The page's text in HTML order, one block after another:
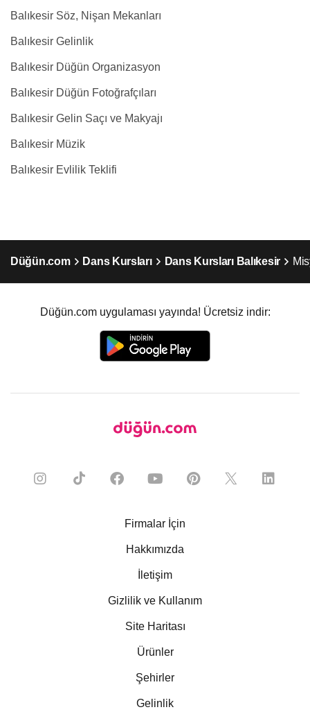
Balıkesir Söz, Nişan Mekanları
Balıkesir Gelinlik
Balıkesir Düğün Organizasyon
Balıkesir Düğün Fotoğrafçıları
Balıkesir Gelin Saçı ve Makyajı
Balıkesir Müzik
Balıkesir Evlilik Teklifi
Düğün.com Dans Kursları Dans Kursları Balıkesir
Düğün.com uygulaması yayında! Ücretsiz indir:
Firmalar İçin
Hakkımızda
İletişim
Gizlilik ve Kullanım
Site Haritası
Ürünler
Şehirler
Gelinlik